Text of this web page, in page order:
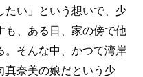
たい」という想いで、少
も、ある日、家の傍で他
。そんな中、かつて湾岸
真奈美の娘だという少